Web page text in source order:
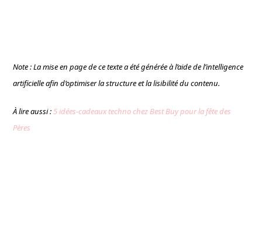
Note : La mise en page de ce texte a été générée à l’aide de l’intelligence
artificielle afin d’optimiser la structure et la lisibilité du contenu.
À lire aussi :5 idées-cadeaux techno chez Best Buy pour la fête des
Pères